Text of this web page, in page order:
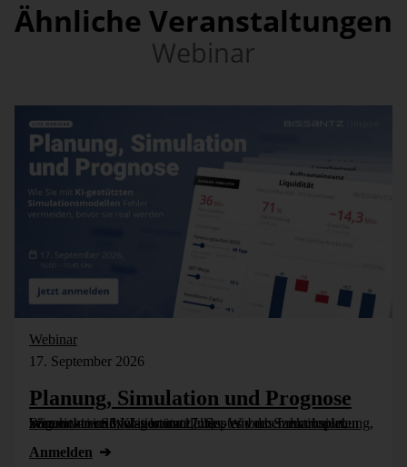
Ähnliche Veranstaltungen
Webinar
Webinar
17. September 2026
Planung, Simulation und Prognose
Wer nicht weiß, was kommt, muss es vorher durchspielen können – in Simulationsmodellen. Wie das funktioniert, zeigen wir im Webinar am 17. September: Szenarioplanung, Simulation und KI-gestützte [...]
Anmelden